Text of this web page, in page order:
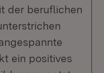
der beruflichen
ein positives